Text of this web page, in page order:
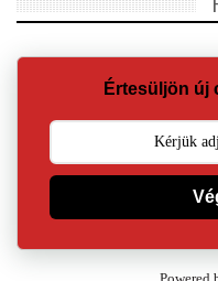
Értesüljön új